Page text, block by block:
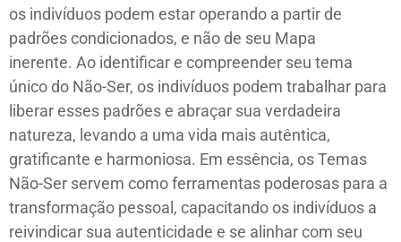
os indivíduos podem estar operando a partir de
padrões condicionados, e não de seu Mapa
inerente. Ao identificar e compreender seu tema
único do Não-Ser, os indivíduos podem trabalhar para
liberar esses padrões e abraçar sua verdadeira
natureza, levando a uma vida mais autêntica,
gratificante e harmoniosa. Em essência, os Temas
Não-Ser servem como ferramentas poderosas para a
transformação pessoal, capacitando os indivíduos a
reivindicar sua autenticidade e se alinhar com seu